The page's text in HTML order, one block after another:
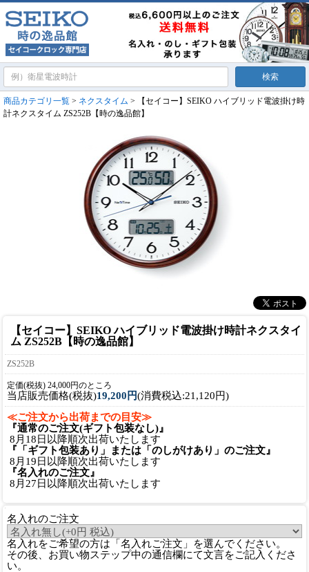
商品カテゴリ一覧 > ネクスタイム > 【セイコー】SEIKO ハイブリッド電波掛け時
計ネクスタイム ZS252B【時の逸品館】
【セイコー】SEIKO ハイブリッド電波掛け時計ネクスタイ
ム ZS252B【時の逸品館】
ZS252B
定価(税抜) 24,000円のところ
当店販売価格(税抜)19,200円(消費税込:21,120円)
≪ご注文から出荷までの目安≫
『通常のご注文(ギフト包装なし)』
8月18日以降順次出荷いたします
『「ギフト包装あり」または「のしがけあり」のご注文』
8月19日以降順次出荷いたします
『名入れのご注文』
8月27日以降順次出荷いたします
名入れのご注文
名入れをご希望の方は「名入れご注文」を選んでください。
その後、お買い物ステップ中の通信欄にて文言をご記入くださ
い。